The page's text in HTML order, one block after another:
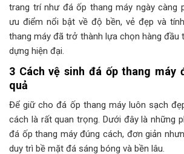
trang trí như đá ốp thang máy ngày càng
ưu điểm nổi bật về độ bền, vẻ đẹp và
thang máy đã trở thành lựa chọn hàng đầu
dựng hiện đại.
3 Cách vệ sinh đá ốp thang máy
quả
Để giữ cho đá ốp thang máy luôn sạch
cách là rất quan trọng. Dưới đây là những
đá ốp thang máy đúng cách, đơn giản
duy trì bề mặt đá sáng bóng và bền lâu.